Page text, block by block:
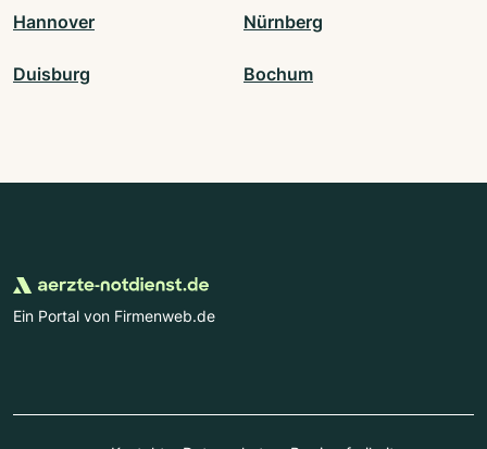
Hannover Nürnberg
Duisburg Bochum
Ein Portal von Firmenweb.de